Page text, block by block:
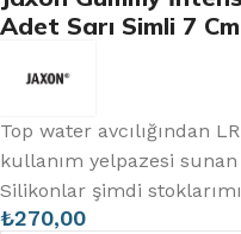
Adet Sarı Simli 7 Cm
Top water avcılığından
kullanım yelpazesi
Silikonlar şimdi
₺270,00